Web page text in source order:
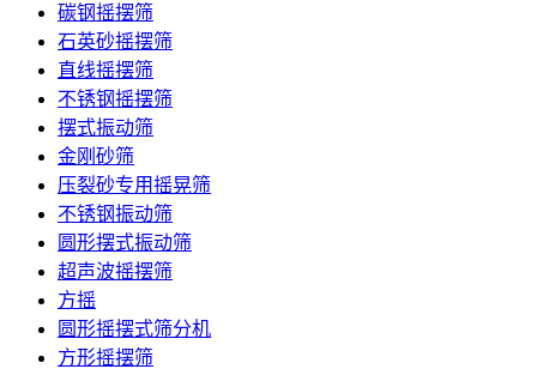
碳钢摇摆筛
石英砂摇摆筛
直线摇摆筛
不锈钢摇摆筛
摆式振动筛
金刚砂筛
压裂砂专用摇晃筛
不锈钢振动筛
圆形摆式振动筛
超声波摇摆筛
方摇
圆形摇摆式筛分机
方形摇摆筛